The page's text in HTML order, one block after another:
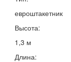
евроштакетник
Высота:
1,3 м
Длина: